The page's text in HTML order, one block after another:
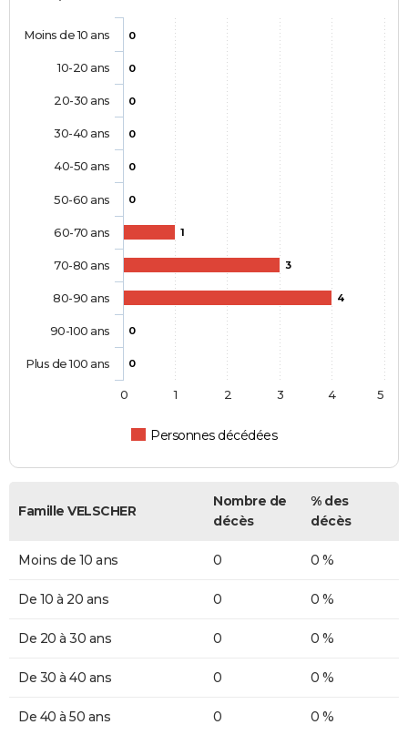
0
0
0
0
0
0
1
3
4
0
0
Personnes décédées
Moins de 10 ans
10-20 ans
20-30 ans
30-40 ans
40-50 ans
50-60 ans
60-70 ans
70-80 ans
80-90 ans
90-100 ans
Plus de 100 ans
0 1 2 3 4 5
Famille VELSCHER
Nombre de
décès
% des
décès
Moins de 10 ans 0 0 %
De 10 à 20 ans 0 0 %
De 20 à 30 ans 0 0 %
De 30 à 40 ans 0 0 %
De 40 à 50 ans 0 0 %